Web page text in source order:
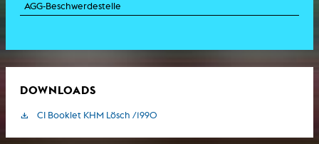
AGG-Beschwerdestelle
DOWNLOADS
CI Booklet KHM Lösch /1990